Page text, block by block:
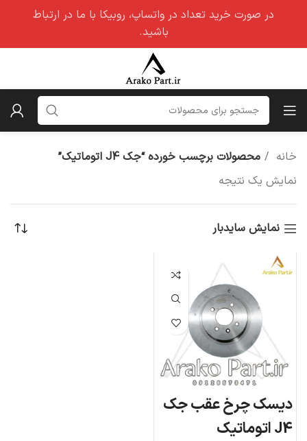
خانه
محصولات برچسب خورده “جک J4 اتوماتیک”
نمایش یک نتیجه
نمایش سایدبار
دیسک چرخ عقب جک
J4 اتوماتیک
در صورت خرید تعداد در واتساپ، روبیکا با ما در ارتباط
باشید.